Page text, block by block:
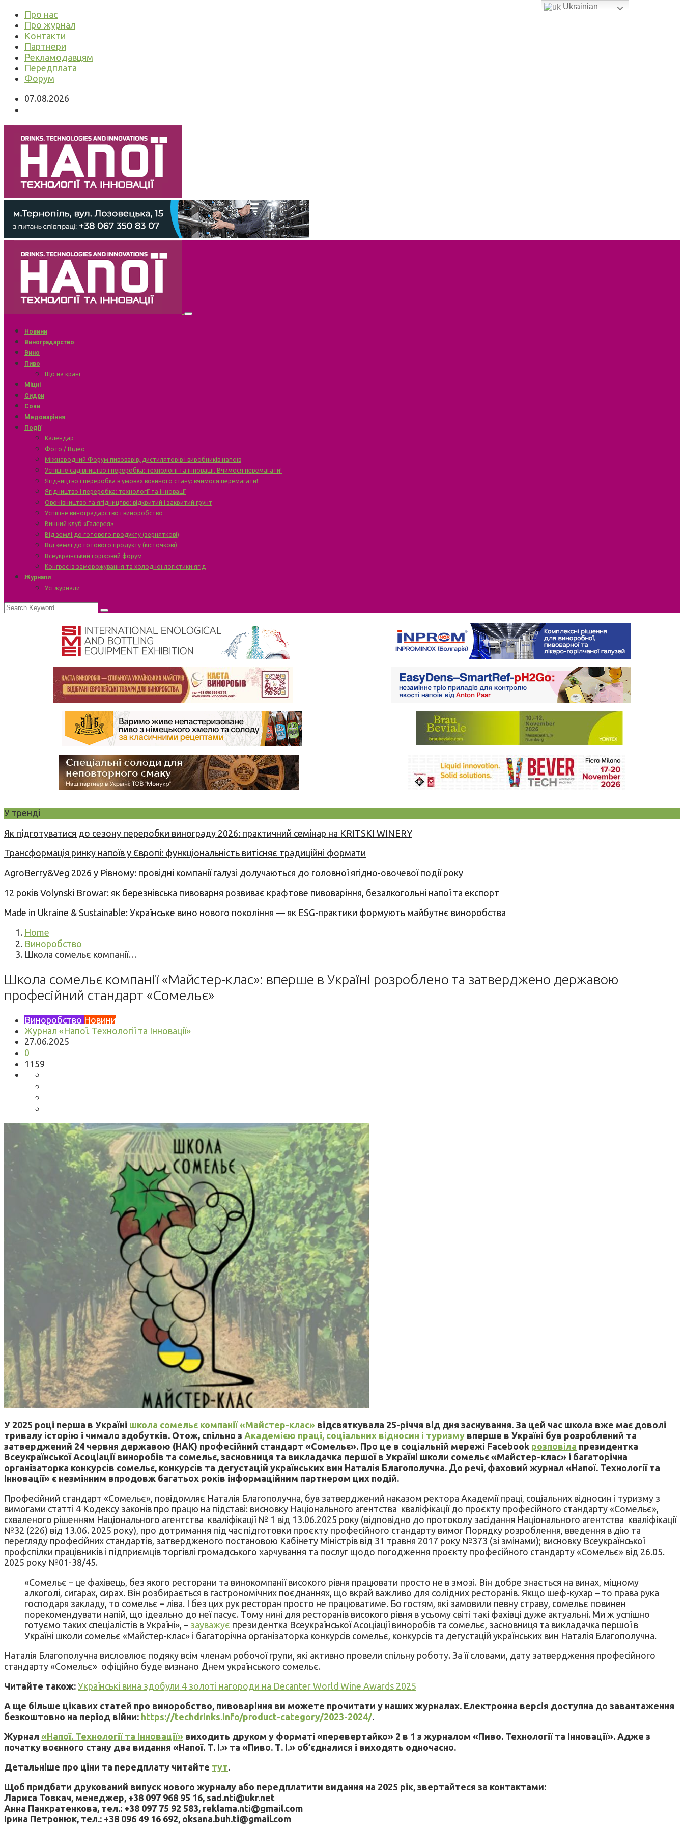
Про нас
Про журнал
Контакти
Партнери
Рекламодавцям
Передплата
Форум
07.08.2026
Новини
Виноградарство
Вино
Пиво
Що на крані
Міцні
Сидри
Соки
Медоваріння
Події
Календар
Фото / Відео
Міжнародний Форум пивоварів, дистиляторів і виробників напоїв
Успішне садівництво і переробка: технології та інновації. Вчимося перемагати!
Ягідництво і переробка в умовах воєнного стану: вчимося перемагати!
Ягідництво і переробка: технології та інновації
Овочівництво та ягідництво: відкритий і закритий ґрунт
Успішне виноградарство і виноробство
Винний клуб «Галерея»
Від землі до готового продукту (зерняткові)
Від землі до готового продукту (кісточкові)
Всеукраїнський горіховий форум
Конгрес із заморожування та холодної логістики ягід
Журнали
Усі журнали
У тренді
Як підготуватися до сезону переробки винограду 2026: практичний семінар на KRITSKI WINERY
Трансформація ринку напоїв у Європі: функціональність витісняє традиційні формати
AgroBerry&Veg 2026 у Рівному: провідні компанії галузі долучаються до головної ягідно-овочевої події року
12 років Volynski Browar: як березнівська пивоварня розвиває крафтове пивоваріння, безалкогольні напої та експорт
Made in Ukraine & Sustainable: Українське вино нового покоління — як ESG-практики формують майбутнє виноробства
Home
Виноробство
Школа сомельє компанії…
Школа сомельє компанії «Майстер-клас»: вперше в Україні розроблено та затверджено державою
професійний стандарт «Сомельє»
Виноробство Новини
Журнал «Напої. Технології та Інновації»
27.06.2025
0
1159
У 2025 році перша в Україні школа сомельє компанії «Майстер-клас» відсвяткувала 25-річчя від дня заснування. За цей час школа вже має доволі
тривалу історію і чимало здобутків. Отож, спільно з Академією праці, соціальних відносин і туризму вперше в Україні був розроблений та
затверджений 24 червня державою (НАК) професійний стандарт «Сомельє». Про це в соціальній мережі Facebook розповіла президентка
Всеукраїнської Асоціації виноробів та сомельє, засновниця та викладачка першої в Україні школи сомельє «Майстер-клас» і багаторічна
організаторка конкурсів сомельє, конкурсів та дегустацій українських вин Наталія Благополучна. До речі, фаховий журнал «Напої. Технології та
Інновації» є незмінним впродовж багатьох років інформаційним партнером цих подій.
Професійний стандарт «Сомельє», повідомляє Наталія Благополучна, був затверджений наказом ректора Академії праці, соціальних відносин і туризму з
вимогами статті 4 Кодексу законів про працю на підставі: висновку Національного агентства кваліфікації до проєкту професійного стандарту «Сомельє»,
схваленого рішенням Національного агентства кваліфікації № 1 від 13.06.2025 року (відповідно до протоколу засідання Національного агентства кваліфікації
№32 (226) від 13.06. 2025 року), про дотримання під час підготовки проєкту професійного стандарту вимог Порядку розроблення, введення в дію та
перегляду професійних стандартів, затвердженого постановою Кабінету Міністрів від 31 травня 2017 року №373 (зі змінами); висновку Всеукраїнської
профспілки працівників і підприємців торгівлі громадського харчування та послуг щодо погодження проєкту професійного стандарту «Сомельє» від 26.05.
2025 року №01-38/45.
«Сомельє – це фахівець, без якого ресторани та винокомпанії високого рівня працювати просто не в змозі. Він добре знається на винах, міцному
алкоголі, сигарах, сирах. Він розбирається в гастрономічних поєднаннях, що вкрай важливо для солідних ресторанів. Якщо шеф-кухар – то права рука
господаря закладу, то сомельє – ліва. І без цих рук ресторан просто не працюватиме. Бо гостям, які замовили певну страву, сомельє повинен
порекомендувати напій, що ідеально до неї пасує. Тому нині для ресторанів високого рівня в усьому світі такі фахівці дуже актуальні. Ми ж успішно
готуємо таких спеціалістів в Україні», – зауважує президентка Всеукраїнської Асоціації виноробів та сомельє, засновниця та викладачка першої в
Україні школи сомельє «Майстер-клас» і багаторічна організаторка конкурсів сомельє, конкурсів та дегустацій українських вин Наталія Благополучна.
Наталія Благополучна висловлює подяку всім членам робочої групи, які активно провели спільну роботу. За її словами, дату затвердження професійного
стандарту «Сомельє» офіційно буде визнано Днем українського сомельє.
Читайте також: Українські вина здобули 4 золоті нагороди на Decanter World Wine Awards 2025
А ще більше цікавих статей про виноробство, пивоваріння ви можете прочитати у наших журналах. Електронна версія доступна до завантаження
безкоштовно на період війни: https://techdrinks.info/product-category/2023-2024/.
Журнал «Напої. Технології та Інновації» виходить друком у форматі «перевертайко» 2 в 1 з журналом «Пиво. Технології та Інновації». Адже з
початку воєнного стану два видання «Напої. Т. І.» та «Пиво. Т. І.» об’єдналися і виходять одночасно.
Детальніше про ціни та передплату читайте тут.
Щоб придбати друкований випуск нового журналу або передплатити видання на 2025 рік, звертайтеся за контактами:
Лариса Товкач, менеджер, +38 097 968 95 16, sad.nti@ukr.net
Анна Панкратенкова, тел.: +38 097 75 92 583, reklama.nti@gmail.com
Ірина Петронюк, тел.: +38 096 49 16 692, oksana.buh.ti@gmail.com
Ukrainian